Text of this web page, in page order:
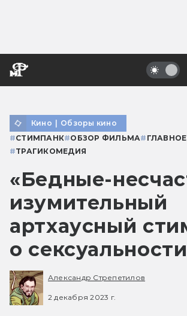
Кино | Обзоры кино
#СТИМПАНК#ОБЗОР ФИЛЬМА# ГЛАВНОЕ
#ТРАГИКОМЕДИЯ
«Бедные-
изумительный
артхаусный
о сексуальности
Александр Стрепетилов
2 декабря 2023 г.